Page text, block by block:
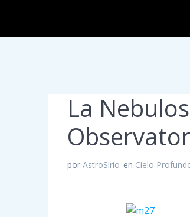
La
porAstroSirio en Cielo